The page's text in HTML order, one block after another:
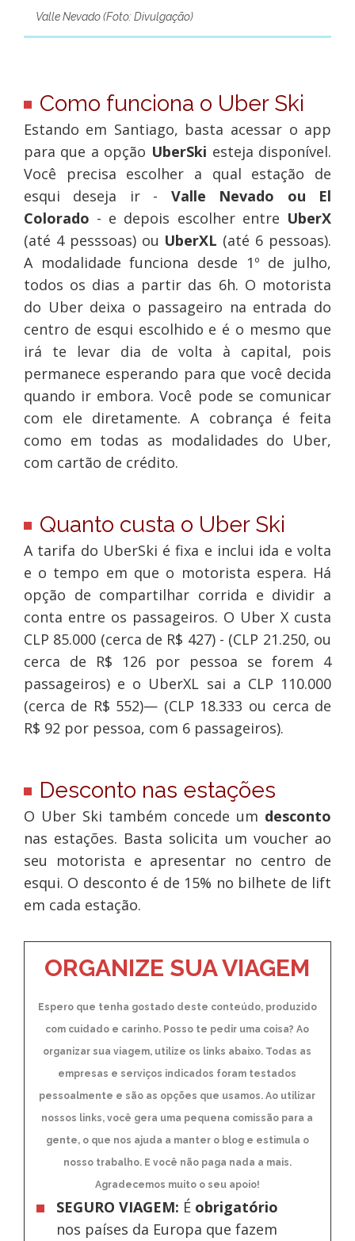
Valle Nevado (Foto: Divulgação)
Como funciona o Uber Ski
Estando em Santiago, basta acessar o app
para que a opção UberSki esteja disponível.
Você precisa escolher a qual estação de
esqui deseja ir - Valle Nevado ou El
Colorado - e depois escolher entre UberX
(até 4 pesssoas) ou UberXL (até 6 pessoas).
A modalidade funciona desde 1º de julho,
todos os dias a partir das 6h. O motorista
do Uber deixa o passageiro na entrada do
centro de esqui escolhido e é o mesmo que
irá te levar dia de volta à capital, pois
permanece esperando para que você decida
quando ir embora. Você pode se comunicar
com ele diretamente. A cobrança é feita
como em todas as modalidades do Uber,
com cartão de crédito.
Quanto custa o Uber Ski
A tarifa do UberSki é fixa e inclui ida e volta
e o tempo em que o motorista espera. Há
opção de compartilhar corrida e dividir a
conta entre os passageiros. O Uber X custa
CLP 85.000 (cerca de R$ 427) - (CLP 21.250, ou
cerca de R$ 126 por pessoa se forem 4
passageiros) e o UberXL sai a CLP 110.000
(cerca de R$ 552)— (CLP 18.333 ou cerca de
R$ 92 por pessoa, com 6 passageiros).
Desconto nas estações
O Uber Ski também concede um desconto
nas estações. Basta solicita um voucher ao
seu motorista e apresentar no centro de
esqui. O desconto é de 15% no bilhete de lift
em cada estação.
ORGANIZE SUA VIAGEM
Espero que tenha gostado deste conteúdo, produzido
com cuidado e carinho. Posso te pedir uma coisa? Ao
organizar sua viagem, utilize os links abaixo. Todas as
empresas e serviços indicados foram testados
pessoalmente e são as opções que usamos. Ao utilizar
nossos links, você gera uma pequena comissão para a
gente, o que nos ajuda a manter o blog e estimula o
nosso trabalho. E você não paga nada a mais.
Agradecemos muito o seu apoio!
SEGURO VIAGEM: É obrigatório
nos países da Europa que fazem